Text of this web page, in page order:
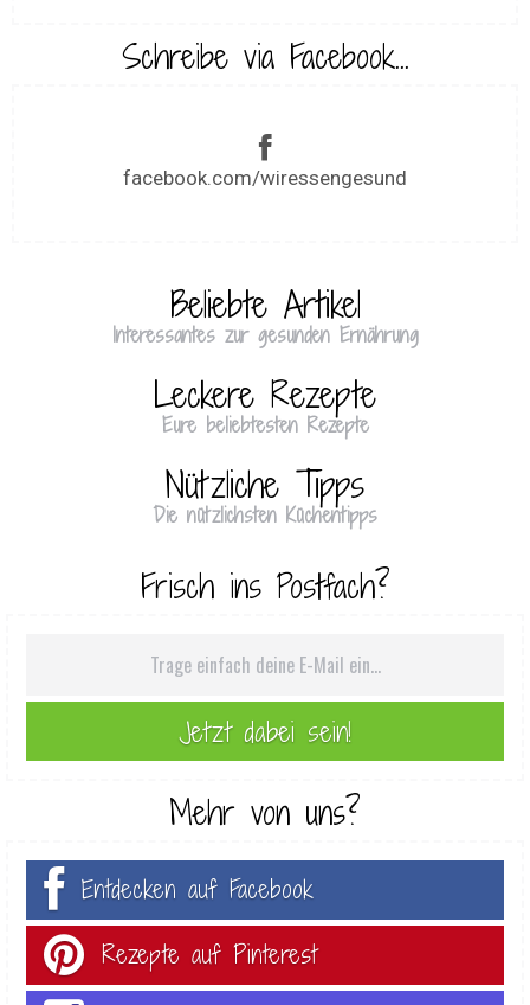
Schreibe via Facebook...
facebook.com/wiressengesund
Beliebte Artikel
Interessantes zur gesunden Ernährung
Leckere Rezepte
Eure beliebtesten Rezepte
Nützliche Tipps
Die nützlichsten Küchentipps
Frisch ins Postfach?
Mehr von uns?
Entdecken auf Facebook
Rezepte auf Pinterest